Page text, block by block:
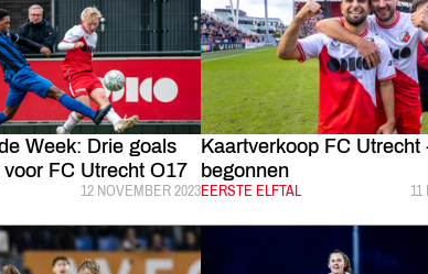
Week: Drie goals
FC Utrecht O17
GEPUBLICEERD:
12 NOVEMBER 2023
Kaartverkoop FC Utrecht
begonnen
CATEGORIE:
EERSTE ELFTAL 11